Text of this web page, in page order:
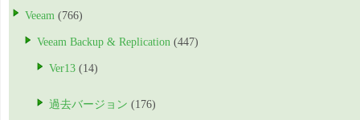
Veeam (766)
Veeam Backup & Replication (447)
Ver13 (14)
過去バージョン (176)